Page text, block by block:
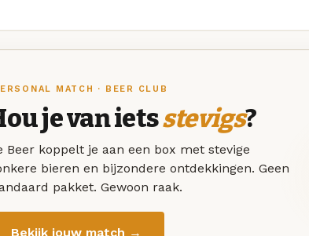
MATCH · BEER CLUB
je van ietsstevigs?
Beer koppelt je aan een box met stevige
bieren en bijzondere ontdekkingen. Geen
pakket. Gewoon raak.
Bekijk jouw match →